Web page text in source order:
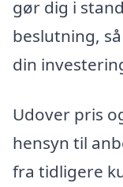
gør dig i
beslutning,
din
Udover pris
hensyn til
fra tidligere